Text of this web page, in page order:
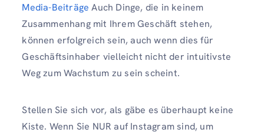
Media-BeiträgeAuch Dinge, die in keinem
Zusammenhang mit Ihrem Geschäft stehen,
können erfolgreich sein, auch wenn dies für
Geschäftsinhaber vielleicht nicht der intuitivste
Weg zum Wachstum zu sein scheint.
Stellen Sie sich vor, als gäbe es überhaupt keine
Kiste. Wenn Sie NUR auf Instagram sind, um